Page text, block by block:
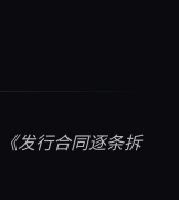
发行合同逐条拆